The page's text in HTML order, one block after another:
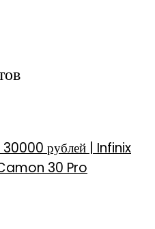
30000 рублей | Infinix
30 Pro